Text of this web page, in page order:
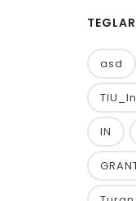
TEGLAR
asd
IN